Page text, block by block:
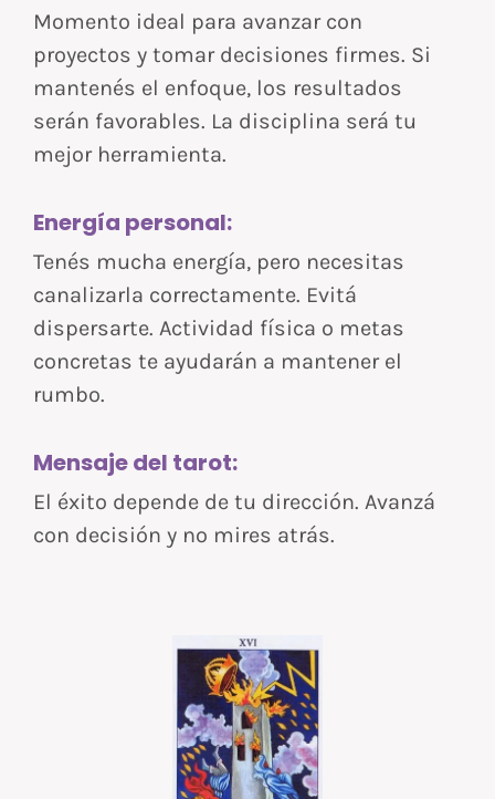
Momento ideal para avanzar con
proyectos y tomar decisiones firmes. Si
mantenés el enfoque, los resultados
serán favorables. La disciplina será tu
mejor herramienta.
Energía personal:
Tenés mucha energía, pero necesitas
canalizarla correctamente. Evitá
dispersarte. Actividad física o metas
concretas te ayudarán a mantener el
rumbo.
Mensaje del tarot:
El éxito depende de tu dirección. Avanzá
con decisión y no mires atrás.